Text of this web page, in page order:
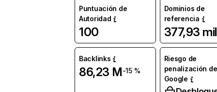
Puntuación de
Autoridad
100
Dominios de
referencia
377,93 mil
Backlinks
86,23 M-15 %
Riesgo de
penalización de
Google